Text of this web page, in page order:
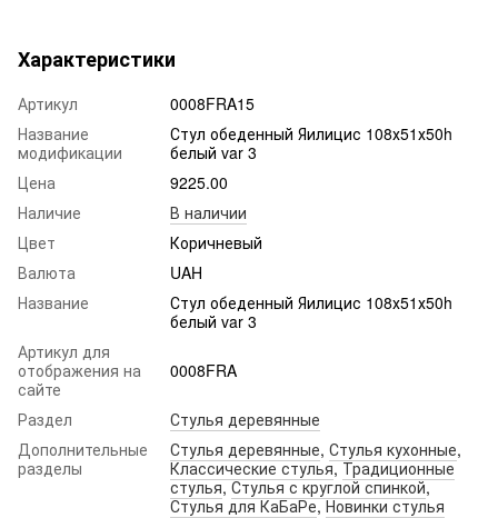
Характеристики
Артикул
0008FRA15
Название
модификации
Стул обеденный Яилицис 108х51х50h
белый var 3
Цена
9225.00
Наличие
В наличии
Цвет
Коричневый
Валюта
UAH
Название
Стул обеденный Яилицис 108х51х50h
белый var 3
Артикул для
отображения на
сайте
0008FRA
Раздел
Стулья деревянные
Дополнительные
разделы
Стулья деревянные, Стулья кухонные,
Классические стулья,Традиционные
стулья,Стулья с круглой спинкой,
Стулья для КаБаРе,Новинки стулья